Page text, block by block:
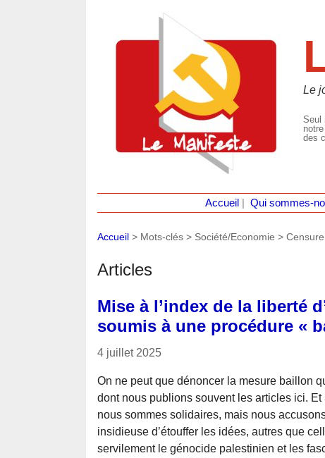
Le
Seul
des
Accueil Qui sommes-
Accueil > Mots-clés > Société/Economie > Censure
Articles
Mise à l’index de la liberté
soumis à une procédure «
4 juillet 2025
On ne peut que dénoncer la mesure baillon
dont nous publions souvent les articles ici.
nous sommes solidaires, mais nous
insidieuse d’étouffer les idées, autres que
servilement le génocide palestinien et les